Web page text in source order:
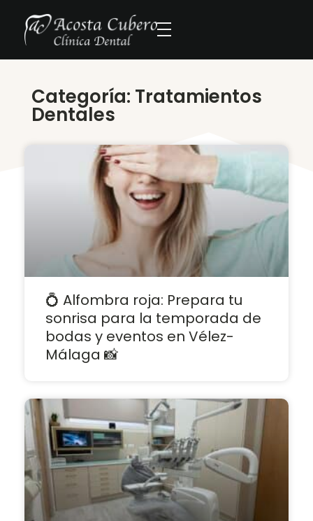
Categoría: Tratamientos
Dentales
💍 Alfombra roja: Prepara tu
sonrisa para la temporada de
bodas y eventos en Vélez-
Málaga 📸